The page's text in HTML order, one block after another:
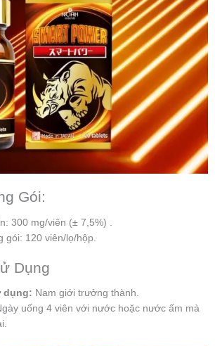
Gói:
300 mg/viên (± 7,5%) .
gói: 120 viên/lọ/hộp.
Dụng
dụng: Nam giới trưởng thành.
uống 4 viên với nước hoặc nước ấm mà